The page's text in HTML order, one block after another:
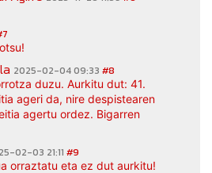
2025-02-04 09:33 #8
duzu. Aurkitu dut: 41.
ageri da, nire despistearen
agertu ordez. Bigarren
02-03 21:11 #9
orraztatu eta ez dut aurkitu!